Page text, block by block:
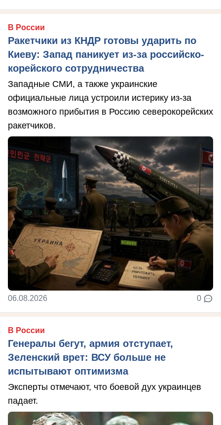
В России
Ракетчики из КНДР готовы ударить по
Киеву: Запад паникует из-за российско-
корейского сотрудничества
Западные СМИ, а также украинские
официальные лица устроили истерику из-за
возможного прибытия в Россию северокорейских
ракетчиков.
06.08.2026 0
В России
Генералы бегут, армия отступает,
Зеленский врет: ВСУ больше не
испытывают оптимизма
Эксперты отмечают, что боевой дух украинцев
падает.